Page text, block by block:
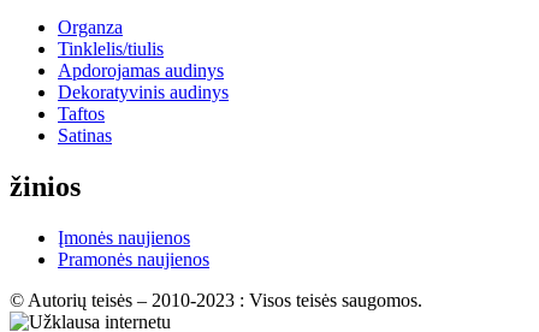
Organza
Tinklelis/tiulis
Apdorojamas audinys
Dekoratyvinis audinys
Taftos
Satinas
žinios
Įmonės naujienos
Pramonės naujienos
© Autorių teisės – 2010-2023 : Visos teisės saugomos.